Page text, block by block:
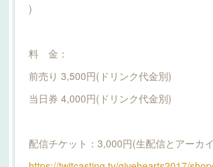
)
料 金：
前売り 3,500円(ドリンク代金別)
当日券 4,000円(ドリンク代金別)
配信チケット：3,000円(生配信とアーカ